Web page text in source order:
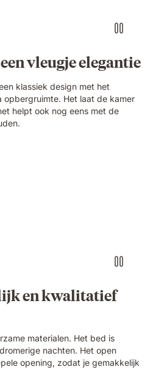
vleugje elegantie
klassiek design met het
Het laat de kamer
helpt ook nog eens met de
en kwalitatief
materialen. Het bed is
nachten. Het open
opening, zodat je gemakkelijk